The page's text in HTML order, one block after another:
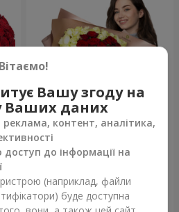
Букет "Серце - серцю"
Замовити
Вітаємо!
Вашу згоду на
Ваших даних
реклама, контент, аналітика,
до інформації на
(наприклад, файли
буде доступна